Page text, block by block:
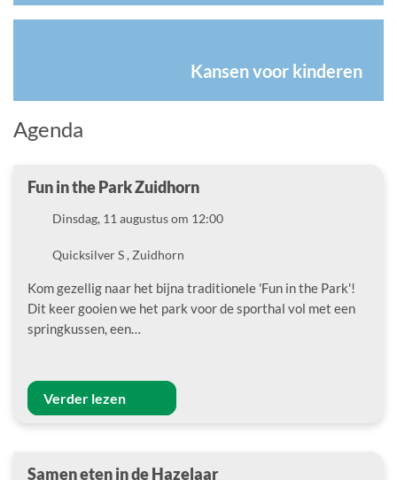
Kansen voor kinderen
Agenda
Fun in the Park Zuidhorn
DatumDinsdag, 11 augustus om 12:00
LocatieQuicksilver S , Zuidhorn
Kom gezellig naar het bijna traditionele 'Fun in the Park'!
Dit keer gooien we het park voor de sporthal vol met een
springkussen, een…
Verder lezen
Samen eten in de Hazelaar